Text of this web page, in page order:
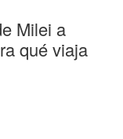
Milei a
qué viaja